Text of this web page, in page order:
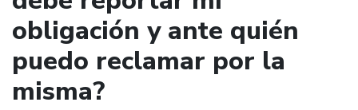
obligación y ante quién
puedo reclamar por la
misma?